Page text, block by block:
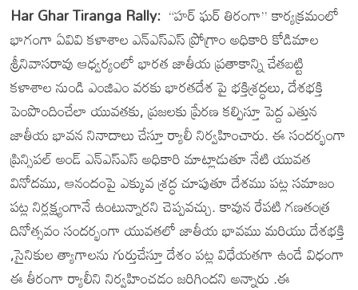
Har Ghar Tiranga Rally: “హర్ ఘర్ తిరంగా” కార్యక్రమంలో
భాగంగా ఏవివి కళాశాల ఎన్ఎస్ఎస్ ప్రోగ్రాం అధికారి కోడిమాల
శ్రీనివాసరావు ఆధ్వర్యంలో భారత జాతీయ ప్రతాకాన్ని చేతబట్టి
కళాశాల నుండి ఎంజిఎం వరకు భారతదేశ పై భక్తిశ్రద్ధలు, దేశభక్తి
పెంపొందించేలా యువతకు, ప్రజలకు ప్రేరణ కల్పిస్తూ పెద్ద ఎత్తున
జాతీయ భావన నినాదాలు చేస్తూ ర్యాలీ నిర్వహించారు. ఈ సందర్భంగా
ప్రిన్సిపల్ అండ్ ఎన్ఎస్ఎస్ అధికారి మాట్లాడుతూ నేటి యువత
వినోదము, ఆనందంపై ఎక్కువ శ్రద్ధ చూపుతూ దేశము పట్ల సమాజం
పట్ల నిర్లక్ష్యంగానే ఉంటున్నారని చెప్పవచ్చు. కావున రేపటి గణతంత్ర
దినోత్సవం సందర్భంగా యువతలో జాతీయ భావము మరియు దేశభక్తి
,సైనికుల త్యాగాలను గుర్తుచేస్తూ దేశం పట్ల విధేయతగా ఉండే విధంగా
ఈ తీరంగా ర్యాలీని నిర్వహించడం జరిగిందని అన్నారు .ఈ